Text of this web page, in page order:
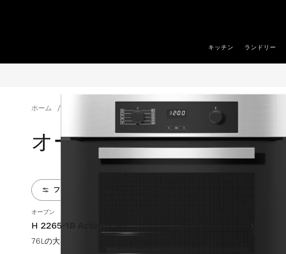
キッチン ランドリー
ホーム オーブン・電子レンジ機能付オーブン
オーブン・電子レンジ機
フィルター
オーブン
H 2265-1B Active 60Hz
76Lの大容量に、タイマー機能やパーフェクトクリーン加工を装備。